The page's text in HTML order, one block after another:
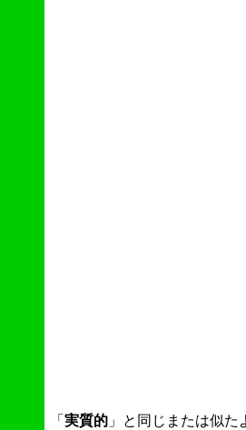
「 実質的 」と同じまたは似た